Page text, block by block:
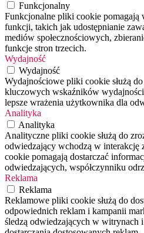
Funkcjonalny
Funkcjonalne pliki cookie
funkcji, takich jak udostępnianie
mediów społecznościowych,
funkcje stron trzecich.
Wydajność
Wydajność
Wydajnościowe pliki cookie służą
kluczowych wskaźników
lepsze wrażenia użytkownika dla
Analityka
Analityka
Analityczne pliki cookie służą do
odwiedzający wchodzą w interakcję
cookie pomagają dostarczać
odwiedzających, współczynniku
Reklama
Reklama
Reklamowe pliki cookie służą do
odpowiednich reklam i kampanii
śledzą odwiedzających w witrynach